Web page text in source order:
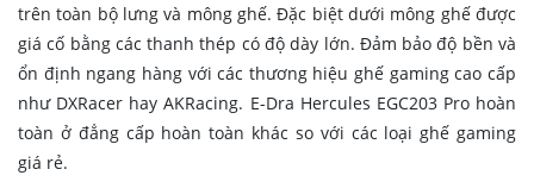
trên toàn bộ lưng và mông ghế. Đặc biệt dưới mông ghế được
giá cố bằng các thanh thép có độ dày lớn. Đảm bảo độ bền và
ổn định ngang hàng với các thương hiệu ghế gaming cao cấp
như DXRacer hay AKRacing. E-Dra Hercules EGC203 Pro hoàn
toàn ở đẳng cấp hoàn toàn khác so với các loại ghế gaming
giá rẻ.